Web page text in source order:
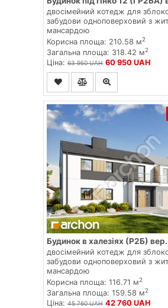
двосімейний котедж для
забудови одноповерховий з
мансардою
Корисна площа: 210.58 м2
Загальна площа: 318.42 м2
Ціна: 63 950 UAH 60 950 UAH
Будинок в халезіях (Р2Б)
двосімейний котедж для
забудови одноповерховий з
мансардою
Корисна площа: 116.71 м2
Загальна площа: 159.58 м2
Ціна: 45 760 UAH 42 760 UAH